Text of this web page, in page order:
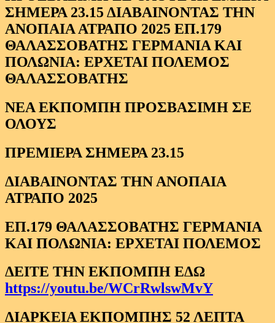
ΘΑΛΑΣΣΟΒΑΤΗΣ
ΝΕΑ ΕΚΠΟΜΠΗ ΠΡΟΣΒΑΣΙΜΗ ΣΕ
ΟΛΟΥΣ
ΠΡΕΜΙΕΡΑ ΣΗΜΕΡΑ 23.15
ΔΙΑΒΑΙΝΟΝΤΑΣ ΤΗΝ ΑΝΟΠΑΙΑ
ΑΤΡΑΠΟ 2025
ΕΠ.179 ΘΑΛΑΣΣΟΒΑΤΗΣ ΓΕΡΜΑΝΙΑ
ΚΑΙ ΠΟΛΩΝΙΑ: ΕΡΧΕΤΑΙ ΠΟΛΕΜΟΣ
ΔΕΙΤΕ ΤΗΝ ΕΚΠΟΜΠΗ ΕΔΩ
https://youtu.be/WCrRwlswMvY
ΔΙΑΡΚΕΙΑ ΕΚΠΟΜΠΗΣ 52 ΛΕΠΤΑ